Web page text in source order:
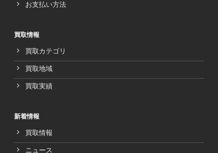
お支払い方法
買取情報
買取カテゴリ
買取地域
買取実績
新着情報
買取情報
ニュース